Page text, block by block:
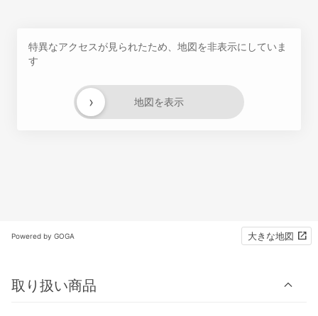
特異なアクセスが見られたため、地図を非表示にしていま
す
地図を表示
›
Powered by GOGA 大きな地図
取り扱い商品